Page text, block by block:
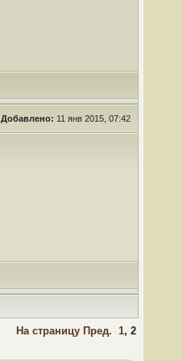
Добавлено: 11 янв 2015, 07:42
На страницу Пред. 1, 2